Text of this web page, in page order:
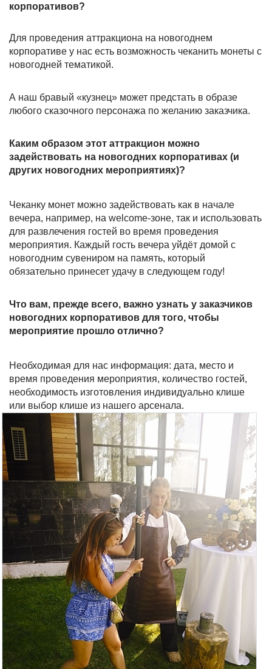
корпоративов?
Для проведения аттракциона на новогоднем
корпоративе у нас есть возможность чеканить монеты с
новогодней тематикой.
А наш бравый «кузнец» может предстать в образе
любого сказочного персонажа по желанию заказчика.
Каким образом этот аттракцион можно
задействовать на новогодних корпоративах (и
других новогодних мероприятиях)?
Чеканку монет можно задействовать как в начале
вечера, например, на welcome-зоне, так и использовать
для развлечения гостей во время проведения
мероприятия. Каждый гость вечера уйдёт домой с
новогодним сувениром на память, который
обязательно принесет удачу в следующем году!
Что вам, прежде всего, важно узнать у заказчиков
новогодних корпоративов для того, чтобы
мероприятие прошло отлично?
Необходимая для нас информация: дата, место и
время проведения мероприятия, количество гостей,
необходимость изготовления индивидуально клише
или выбор клише из нашего арсенала.